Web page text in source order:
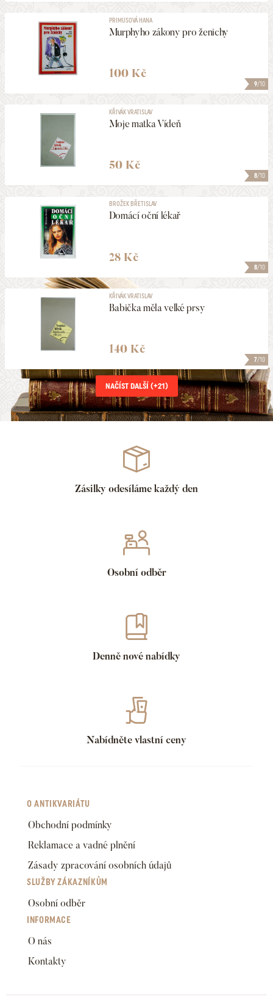
9/10
PRIMUSOVÁ HANA
Murphyho zákony pro ženichy
100 Kč
8/10
KŘIVÁK VRATISLAV
Moje matka Vídeň
50 Kč
8/10
BROŽEK BŘETISLAV
Domácí oční lékař
28 Kč
7/10
KŘIVÁK VRATISLAV
Babička měla velké prsy
140 Kč
NAČÍST DALŠÍ (+21)
Zásilky odesíláme každý den
Osobní odběr
Denně nové nabídky
Nabídněte vlastní ceny
O ANTIKVARIÁTU
Obchodní podmínky
Reklamace a vadné plnění
Zásady zpracování osobních údajů
SLUŽBY ZÁKAZNÍKŮM
Osobní odběr
INFORMACE
O nás
Kontakty